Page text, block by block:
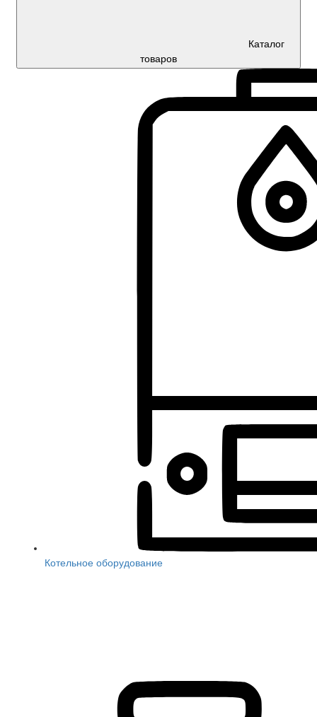
Каталог
товаров
Котельное оборудование